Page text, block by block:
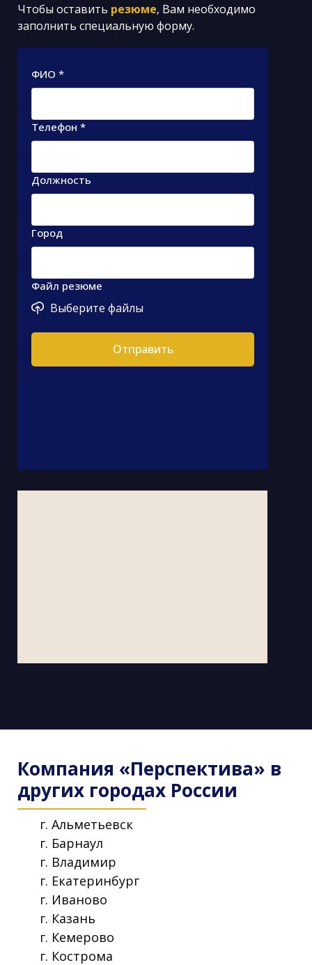
Чтобы оставить резюме, Вам необходимо
заполнить специальную форму.
ФИО *
Телефон *
Должность
Город
Файл резюме
Выберите файлы
Отправить
г. Альметьевск
г. Барнаул
г. Владимир
г. Екатеринбург
г. Иваново
г. Казань
г. Кемерово
г. Кострома
Компания «Перспектива» в
других городах России